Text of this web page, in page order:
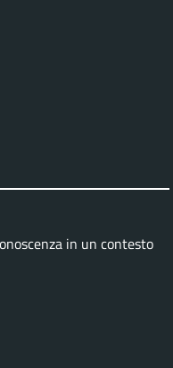
in un contesto